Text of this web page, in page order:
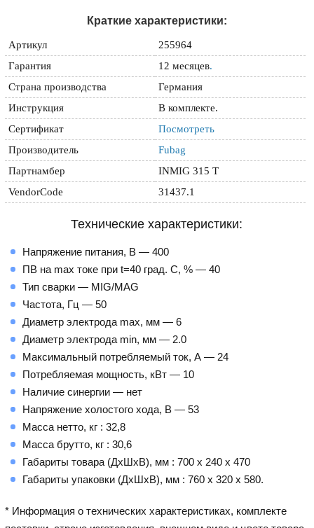
Краткие характеристики:
Артикул
255964
Гарантия
12 месяцев.
Страна производства
Германия
Инструкция
В комплекте.
Сертификат
Посмотреть
Производитель
Fubag
Партнамбер
INMIG 315 T
VendorCode
31437.1
Технические характеристики:
Напряжение питания, В — 400
ПВ на max токе при t=40 град. С, % — 40
Тип сварки — MIG/MAG
Частота, Гц — 50
Диаметр электрода max, мм — 6
Диаметр электрода min, мм — 2.0
Максимальный потребляемый ток, А — 24
Потребляемая мощность, кВт — 10
Наличие синергии — нет
Напряжение холостого хода, В — 53
Масса нетто, кг : 32,8
Масса брутто, кг : 30,6
Габариты товара (ДхШхВ), мм : 700 х 240 х 470
Габариты упаковки (ДхШхВ), мм : 760 х 320 х 580.
* Информация о технических характеристиках, комплекте